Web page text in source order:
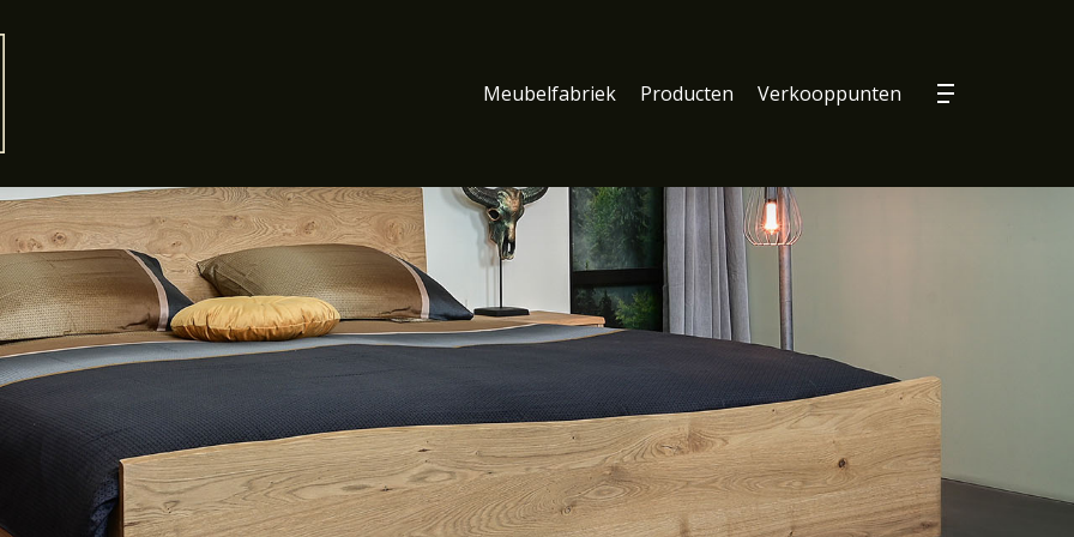
Meubelfabriek Producten Verkooppunten Menu